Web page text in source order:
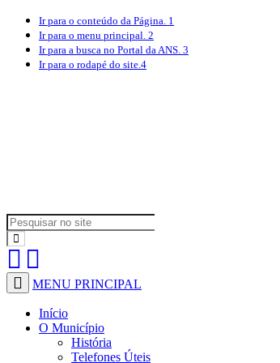
Ir para o conteúdo da Página. 1
Ir para o menu principal. 2
Ir para a busca no Portal da ANS. 3
Ir para o rodapé do site.4
MENU PRINCIPAL
Início
O Município
História
Telefones Úteis